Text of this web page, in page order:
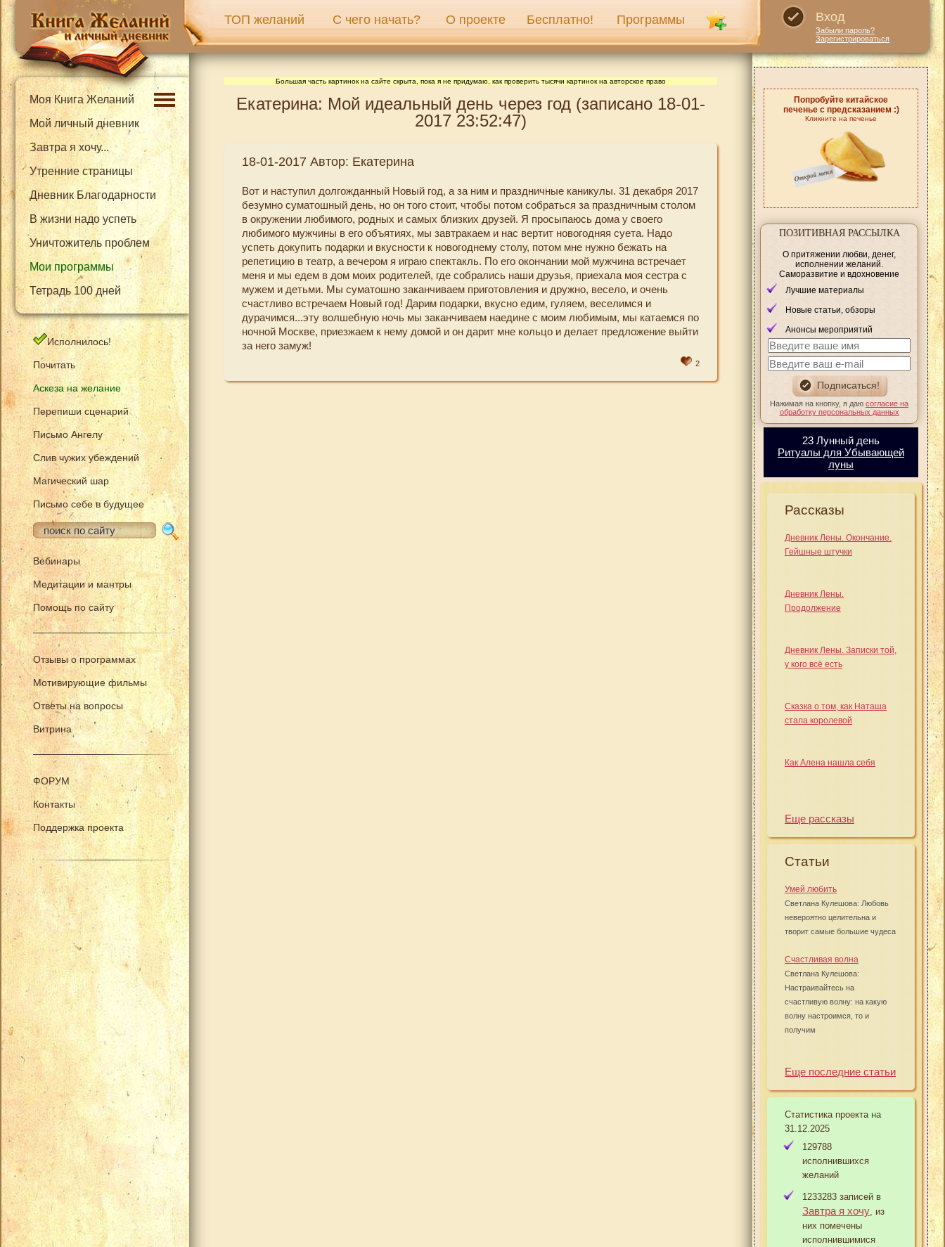
ТОП желаний С чего начать? О проекте Бесплатно! Программы Вход
Забыли пароль?
Зарегистрироваться
Моя Книга Желаний
Мой личный дневник
Завтра я хочу...
Утренние страницы
Дневник Благодарности
В жизни надо успеть
Уничтожитель проблем
Мои программы
Тетрадь 100 дней
Исполнилось!
Почитать
Аскеза на желание
Перепиши сценарий
Письмо Ангелу
Слив чужих убеждений
Магический шар
Письмо себе в будущее
Вебинары
Медитации и мантры
Помощь по сайту
Отзывы о программах
Мотивирующие фильмы
Ответы на вопросы
Витрина
ФОРУМ
Контакты
Поддержка проекта
Большая часть картинок на сайте скрыта, пока я не придумаю, как проверить тысячи картинок на авторское право
Екатерина: Мой идеальный день через год (записано 18-01-
2017 23:52:47)
18-01-2017 Автор: Екатерина
Вот и наступил долгожданный Новый год, а за ним и праздничные каникулы. 31 декабря 2017
безумно суматошный день, но он того стоит, чтобы потом собраться за праздничным столом
в окружении любимого, родных и самых близких друзей. Я просыпаюсь дома у своего
любимого мужчины в его объятиях, мы завтракаем и нас вертит новогодняя суета. Надо
успеть докупить подарки и вкусности к новогоднему столу, потом мне нужно бежать на
репетицию в театр, а вечером я играю спектакль. По его окончании мой мужчина встречает
меня и мы едем в дом моих родителей, где собрались наши друзья, приехала моя сестра с
мужем и детьми. Мы суматошно заканчиваем приготовления и дружно, весело, и очень
счастливо встречаем Новый год! Дарим подарки, вкусно едим, гуляем, веселимся и
дурачимся...эту волшебную ночь мы заканчиваем наедине с моим любимым, мы катаемся по
ночной Москве, приезжаем к нему домой и он дарит мне кольцо и делает предложение выйти
за него замуж!
2
Попробуйте китайское
печенье с предсказанием :)
Кликните на печенье
ПОЗИТИВНАЯ РАССЫЛКА
О притяжении любви, денег,
исполнении желаний.
Саморазвитие и вдохновение
Лучшие материалы
Новые статьи, обзоры
Анонсы мероприятий
Нажимая на кнопку, я даю согласие на
обработку персональных данных
23 Лунный день
Ритуалы для Убывающей
луны
Рассказы
Дневник Лены. Окончание.
Гейшные штучки
Дневник Лены.
Продолжение
Дневник Лены. Записки той,
у кого всё есть
Сказка о том, как Наташа
стала королевой
Как Алена нашла себя
Еще рассказы
Статьи
Умей любить
Светлана Кулешова: Любовь
невероятно целительна и
творит самые большие чудеса
Счастливая волна
Светлана Кулешова:
Настраивайтесь на
счастливую волну: на какую
волну настроимся, то и
получим
Еще последние статьи
Статистика проекта на
31.12.2025
129788
исполнившихся
желаний
1233283 записей в
Завтра я хочу , из
них помечены
исполнившимися